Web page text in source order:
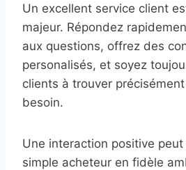
Un excellent service client
majeur. Répondez
aux questions, offrez des
personalisés, et soyez
clients à trouver
besoin.
Une interaction positive
simple acheteur en fidèle